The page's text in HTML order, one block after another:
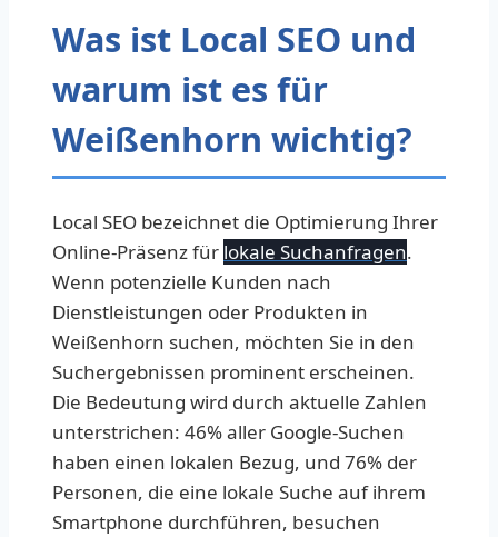
Was ist Local SEO und
warum ist es für
Weißenhorn wichtig?
Local SEO bezeichnet die Optimierung Ihrer
Online-Präsenz für lokale Suchanfragen.
Wenn potenzielle Kunden nach
Dienstleistungen oder Produkten in
Weißenhorn suchen, möchten Sie in den
Suchergebnissen prominent erscheinen.
Die Bedeutung wird durch aktuelle Zahlen
unterstrichen: 46% aller Google-Suchen
haben einen lokalen Bezug, und 76% der
Personen, die eine lokale Suche auf ihrem
Smartphone durchführen, besuchen